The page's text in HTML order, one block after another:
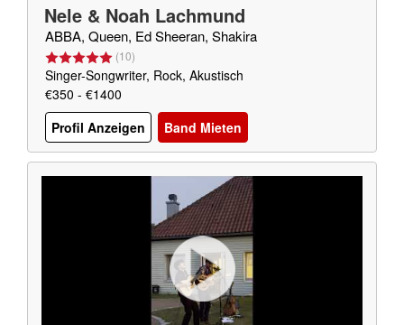
Nele & Noah Lachmund
ABBA, Queen, Ed Sheeran, Shakira
(10)
Singer-Songwriter, Rock, Akustisch
€350 - €1400
Profil Anzeigen
Band Mieten